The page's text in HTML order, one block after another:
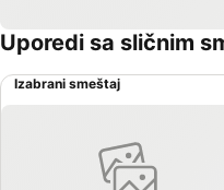
Uporedi sa sličnim
Izabrani smeštaj